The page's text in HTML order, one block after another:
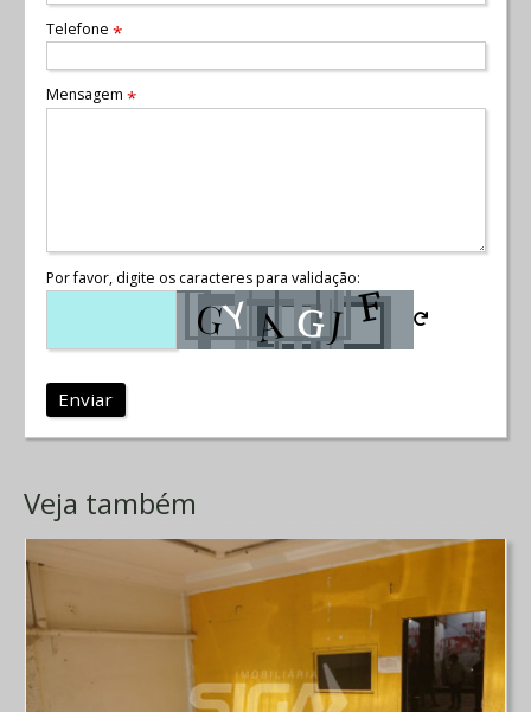
Telefone *
Mensagem *
Por favor, digite os caracteres para validação:
Enviar
Veja também